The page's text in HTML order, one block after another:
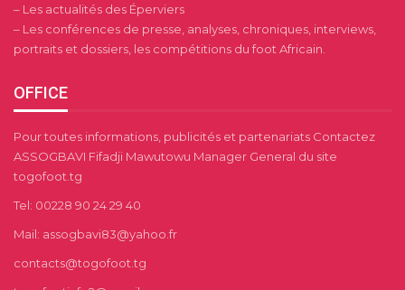
– Les actualités des Éperviers
– Les conférences de presse, analyses, chroniques, interviews,
portraits et dossiers, les compétitions du foot Africain.
OFFICE
Pour toutes informations, publicités et partenariats Contactez
ASSOGBAVI Fifadji Mawutowu Manager General du site
togofoot.tg
Tel: 00228 90 24 29 40
Mail: assogbavi83@yahoo.fr
contacts@togofoot.tg